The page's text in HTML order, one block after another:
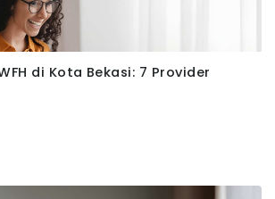
di Kota Bekasi: 7 Provider